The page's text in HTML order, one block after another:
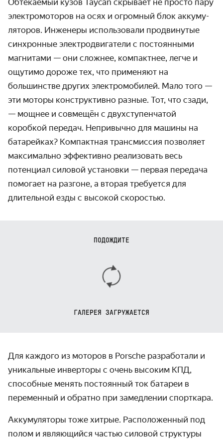
электро­моторов на осях и огромный блок аккуму­
ляторов. Инженеры использовали продвинутые
синхронные электро­двигатели с постоянными
магнитами — они сложнее, компактнее, легче и
ощутимо дороже тех, что применяют на
большинстве других электро­мобилей. Мало того —
эти моторы конструктивно разные. Тот, что сзади,
— мощнее и совмещён с двух­ступенчатой
коробкой передач. Непривычно для машины на
батарейках? Компактная трансмиссия позволяет
максимально эффективно реализовать весь
потенциал силовой установки — первая передача
помогает на разгоне, а вторая требуется для
длительной езды с высокой скоростью.
ПОДОЖДИТЕ
ГАЛЕРЕЯ ЗАГРУЖАЕТСЯ
Для каждого из моторов в Porsche разработали и
уникальные инверторы с очень высоким КПД,
способные менять постоянный ток батареи в
переменный и обратно при замедлении спорткара.
Аккумуляторы тоже хитрые. Расположенный под
полом и являющийся частью силовой структуры